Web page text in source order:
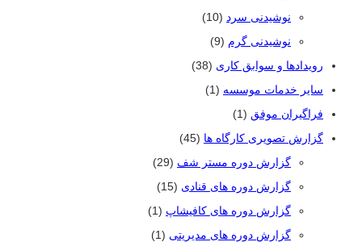
نوشیدنی سرد (10)
نوشیدنی گرم (9)
رویدادها و سوابق کاری (38)
سایر خدمات موسسه (1)
فراگیران موفق (1)
گزارش تصویری کارگاه ها (45)
گزارش دوره مستر شف (29)
گزارش دوره های قنادی (15)
گزارش دوره های کافیشاپ (1)
گزارش دوره های مدیریتی (1)